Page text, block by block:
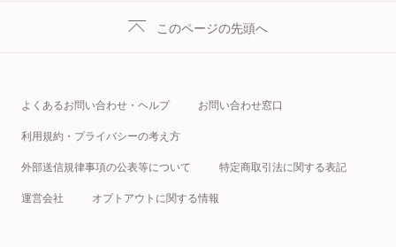
このページの先頭へ
よくあるお問い合わせ・ヘルプ お問い合わせ窓口
利用規約・プライバシーの考え方
外部送信規律事項の公表等について 特定商取引法に関する表記
運営会社 オプトアウトに関する情報